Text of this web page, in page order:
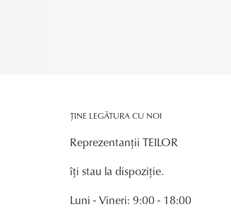
ȚINE LEGĂTURA CU NOI
Reprezentanții TEILOR
îți stau la dispoziție.
Luni - Vineri: 9:00 - 18:00